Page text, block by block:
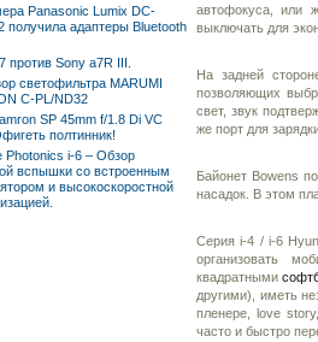
Panasonic Lumix DC-
получила адаптеры Bluetooth
против Sony a7R III.
светофильтра MARUMI
C-PL/ND32
SP 45mm f/1.8 Di VC
полтинник!
Photonics i-6 – Обзор
вспышки со встроенным
и высокоскоростной
автофокуса, или
выключать для
На задней
позволяющих
свет, звук
же порт для
Байонет Bowens
насадок. В этом
Серия i-4 / i-6
организовать
квадратными
другими), иметь
пленере, love
часто и быстро